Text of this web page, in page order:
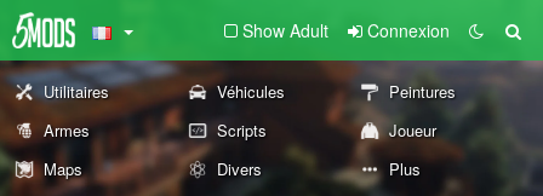
Show Adult Connexion
Utilitaires Véhicules
Peintures
Armes
Scripts
Joueur
Maps
Divers Plus